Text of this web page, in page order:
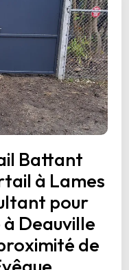
Battant
à Lames
pour
Deauville
de